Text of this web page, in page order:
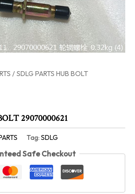
/ SDLG PARTS HUB BOLT
29070000621
Tag:SDLG
Safe Checkout